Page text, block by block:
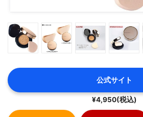
公式サイト
¥4,950(税込)